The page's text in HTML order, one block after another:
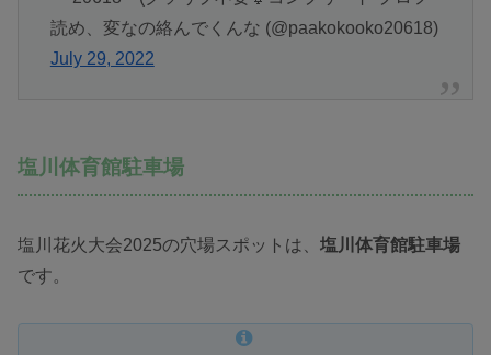
読め、変なの絡んでくんな (@paakokooko20618)
July 29, 2022
塩川体育館駐車場
塩川花火大会2025の穴場スポットは、 塩川体育館駐車場
です。